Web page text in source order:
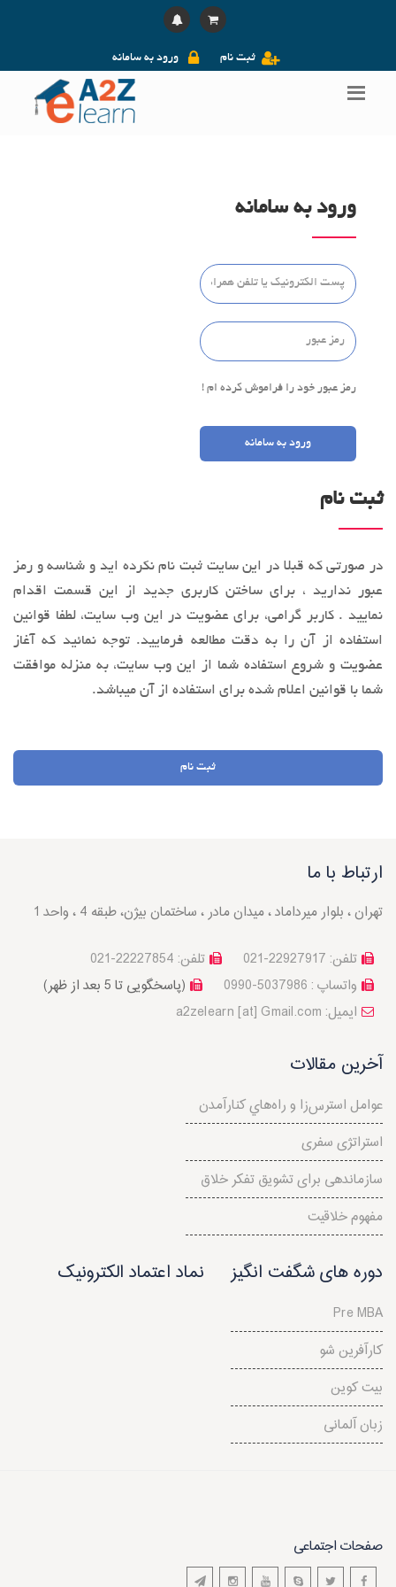
ورود به سامانه ثبت نام
ورود به سامانه
رمز عبور خود را فراموش کرده ام !
ورود به سامانه
ثبت نام
در صورتی که قبلا در این سایت ثبت نام نکرده اید و شناسه و رمز
عبور ندارید ، برای ساختن کاربری جدید از این قسمت اقدام
نمایید . کاربر گرامی، براي عضویت در این وب‌ سایت، لطفا قوانین
استفاده از آن را به‌ دقت مطالعه فرماييد. توجه نمائید كه آغاز
عضويت و شروع استفاده شما از این وب‌ سایت، به منزله موافقت
شما با قوانین اعلام ‌شده برای استفاده از آن میباشد.
ثبت نام
ارتباط با ما
تهران ، بلوار میرداماد ، میدان مادر ، ساختمان بیژن، طبقه 4 ، واحد 1
تلفن: 22227854-021
تلفن: 22927917-021
(پاسخگویی تا 5 بعد از ظهر)
واتساپ : 5037986-0990
a2zelearn [at] Gmail.com :ایمیل
آخرین مقالات
عوامل استرس‌‌زا و راه‌هاي کنارآمدن
استراتژی سفری
سازماندهی برای تشویق تفکر خلاق
مفهوم خلاقيت
دوره های شگفت انگیز
Pre MBA
کارآفرین شو
بیت کوین
زبان آلمانی
نماد اعتماد الکترونیک
صفحات اجتماعی